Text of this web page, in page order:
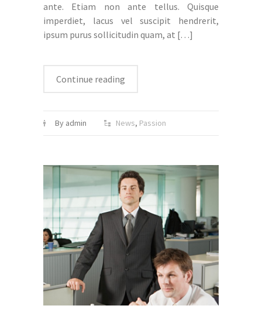
ante. Etiam non ante tellus. Quisque
imperdiet, lacus vel suscipit hendrerit,
ipsum purus sollicitudin quam, at […]
Continue reading
By admin News, Passion